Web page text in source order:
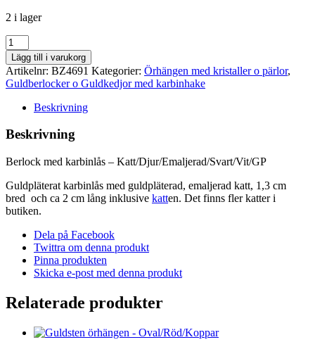
2 i lager
Berlock
med
karbinlås
-
Katt/Djur/Emaljerad/Svart/Vit/GP
mängd
Lägg till i varukorg
Artikelnr: BZ4691 Kategorier: Örhängen med kristaller o pärlor,
Guldberlocker o Guldkedjor med karbinhake
Beskrivning
Beskrivning
Berlock med karbinlås – Katt/Djur/Emaljerad/Svart/Vit/GP
Guldpläterat karbinlås med guldpläterad, emaljerad katt, 1,3 cm
bred och ca 2 cm lång inklusive katten. Det finns fler katter i
butiken.
Dela på Facebook
Twittra om denna produkt
Pinna produkten
Skicka e-post med denna produkt
Relaterade produkter